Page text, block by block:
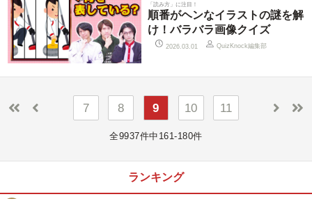
「読み方」に注目！
順番がヘンなイラストの謎を解
け！バラバラ画像クイズ
2026.03.01 QuizKnock編集部
7 8 9 10 11
全9937件中161-180件
ランキング